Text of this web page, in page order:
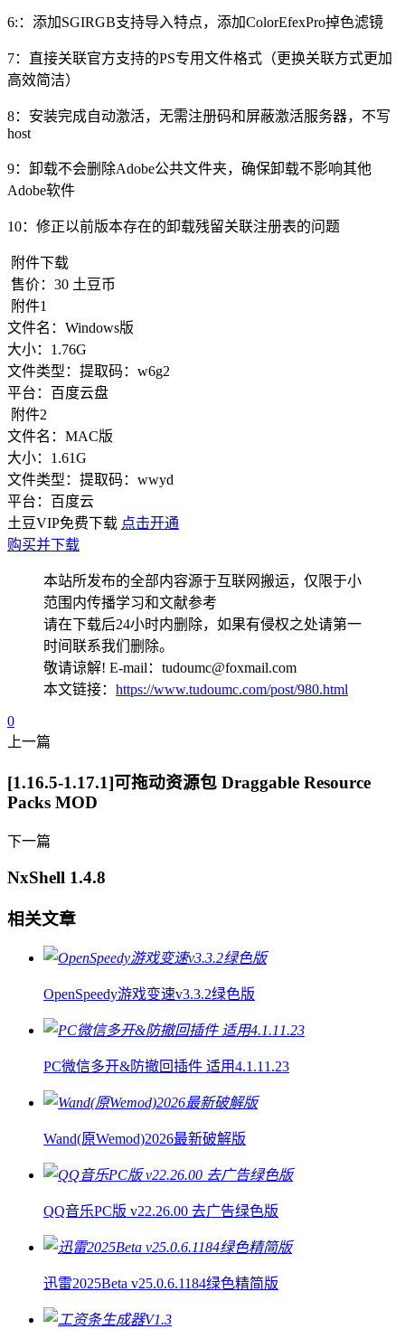
6:：添加SGIRGB支持导入特点，添加ColorEfexPro掉色滤镜
7：直接关联官方支持的PS专用文件格式（更换关联方式更加
高效简洁）
8：安装完成自动激活，无需注册码和屏蔽激活服务器，不写
host
9：卸载不会删除Adobe公共文件夹，确保卸载不影响其他
Adobe软件
10：修正以前版本存在的卸载残留关联注册表的问题
附件下载
售价： 30 土豆币
附件1
文件名： Windows版
大小： 1.76G
文件类型： 提取码：w6g2
平台： 百度云盘
附件2
文件名： MAC版
大小： 1.61G
文件类型： 提取码：wwyd
平台： 百度云
土豆VIP免费下载 点击开通
购买并下载
本站所发布的全部内容源于互联网搬运，仅限于小
范围内传播学习和文献参考
请在下载后24小时内删除，如果有侵权之处请第一
时间联系我们删除。
敬请谅解! E-mail：tudoumc@foxmail.com
本文链接： https://www.tudoumc.com/post/980.html
0
上一篇
[1.16.5-1.17.1]可拖动资源包 Draggable Resource
Packs MOD
下一篇
NxShell 1.4.8
相关文章
OpenSpeedy游戏变速v3.3.2绿色版
PC微信多开&防撤回插件 适用4.1.11.23
Wand(原Wemod)2026最新破解版
QQ音乐PC版 v22.26.00 去广告绿色版
迅雷2025Beta v25.0.6.1184绿色精简版